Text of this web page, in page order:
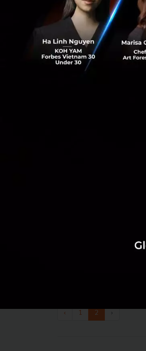
‹ 1 2 ›